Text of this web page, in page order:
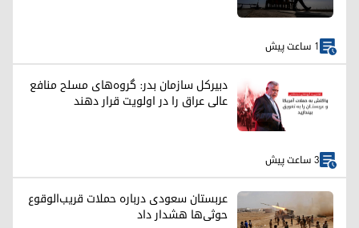
1 ساعت پیش
دبیرکل سازمان بدر: گروه‌های مسلح منافع
عالی عراق را در اولویت قرار دهند
3 ساعت پیش
عربستان سعودی درباره حملات قریب‌الوقوع
حوثی‌ها هشدار داد